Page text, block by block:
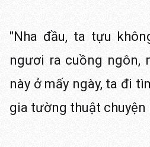
"Nha đầu, ta tựu
ngươi ra cuồng ngôn,
này ở mấy ngày, ta đi
gia tường thuật chuyện